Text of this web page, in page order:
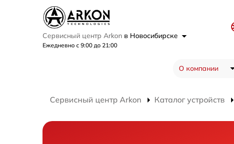
Сервисный центр Arkon в Новосибирске
Ежедневно с 9:00 до 21:00
О компании
Сервисный центр Arkon Каталог устройств